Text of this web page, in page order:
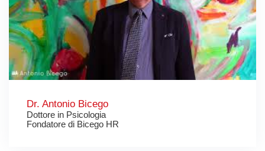
Dr. Antonio Bicego
Dottore in Psicologia
Fondatore di Bicego HR